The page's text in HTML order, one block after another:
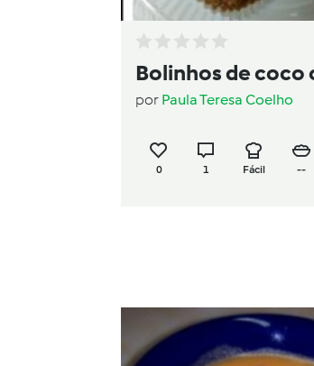
Bolinhos de coco
por Paula Teresa Coelho
0 1 Fácil --